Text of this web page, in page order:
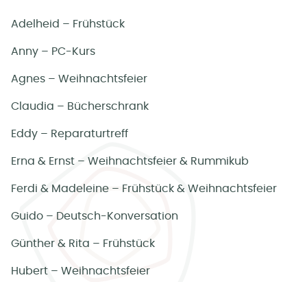
Adelheid – Frühstück
Anny – PC-Kurs
Agnes – Weihnachtsfeier
Claudia – Bücherschrank
Eddy – Reparaturtreff
Erna & Ernst – Weihnachtsfeier & Rummikub
Ferdi & Madeleine – Frühstück & Weihnachtsfeier
Guido – Deutsch-Konversation
Günther & Rita – Frühstück
Hubert – Weihnachtsfeier